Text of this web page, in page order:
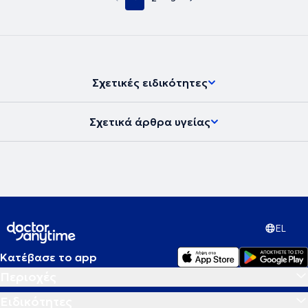
Σχετικές ειδικότητες
Σχετικά άρθρα υγείας
EL
Κατέβασε το app